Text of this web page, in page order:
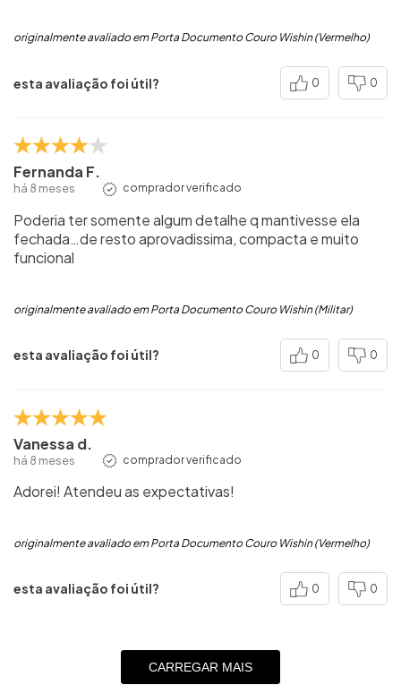
originalmente avaliado em Porta Documento Couro Wishin (Vermelho)
esta avaliação foi útil? 0 0
Fernanda F.
há 8 meses comprador verificado
Poderia ter somente algum detalhe q mantivesse ela
fechada…de resto aprovadissima, compacta e muito
funcional
originalmente avaliado em Porta Documento Couro Wishin (Militar)
esta avaliação foi útil? 0 0
Vanessa d.
há 8 meses comprador verificado
Adorei! Atendeu as expectativas!
originalmente avaliado em Porta Documento Couro Wishin (Vermelho)
esta avaliação foi útil? 0 0
CARREGAR MAIS